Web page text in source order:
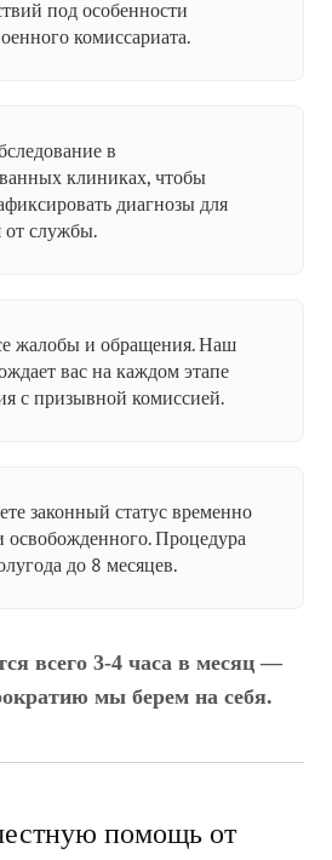
под особенности
комиссариата.
в
клиниках, чтобы
диагнозы для
от службы.
жалобы и обращения. Наш
вас на каждом этапе
с призывной комиссией.
законный статус временно
освобожденного. Процедура
до 8 месяцев.
всего 3-4 часа в месяц —
мы берем на себя.
помощь от